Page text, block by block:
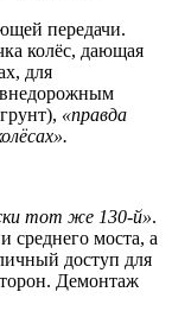
передачи.
колёс, дающая
для
«правда
тот же 130-й».
среднего моста, а
доступ для
Демонтаж